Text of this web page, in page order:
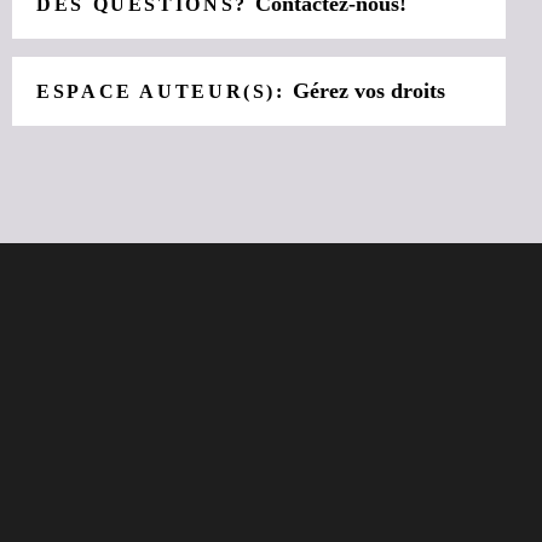
DES QUESTIONS?
ESPACE AUTEUR(S): Gérez vos droits